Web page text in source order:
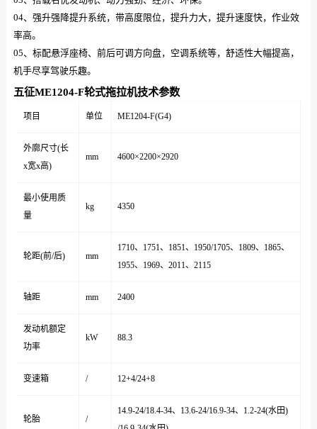
04、强升强降提升系统，带高度限位，提升力大，提升速度快，作业效
率高。
05、标配悬浮座椅、前后可调方向盘，空调系统等，舒适性大幅提高，
机手尽享驾驶乐趣。
五征ME1204-F轮式拖拉机技术参数
项目 单位 ME1204-F(G4)
外廓尺寸(长
x宽x高)
mm 4600×2200×2920
最小使用质
量
kg 4350
轮距(前/后) mm
1710、1751、1851、1950/1705、1809、1865、
1955、1969、2011、2115
轴距 mm 2400
发动机额定
功率
kW 88.3
变速箱 / 12+4/24+8
轮胎 /
14.9-24/18.4-34、13.6-24/16.9-34、1.2-24(水田)